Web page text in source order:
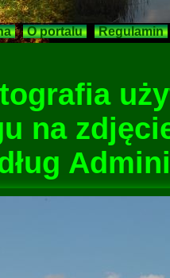
O portalu Regulamin
na